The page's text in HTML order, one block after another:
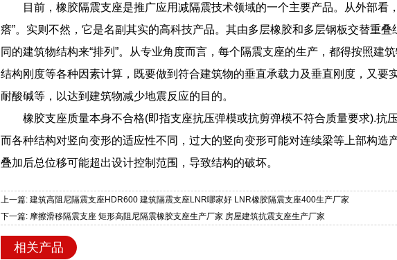
目前，橡胶隔震支座是推广应用减隔震技术领域的一个主要产品。从外部看
瘩”。实则不然，它是名副其实的高科技产品。其由多层橡胶和多层钢板交替重
同的建筑物结构来“排列”。从专业角度而言，每个隔震支座的生产，都得按照建
结构刚度等各种因素计算，既要做到符合建筑物的垂直承载力及垂直刚度，又要
耐酸碱等，以达到建筑物减少地震反应的目的。
橡胶支座质量本身不合格(即指支座抗压弹模或抗剪弹模不符合质量要求).抗
而各种结构对竖向变形的适应性不同，过大的竖向变形可能对连续梁等上部构造
叠加后总位移可能超出设计控制范围，导致结构的破坏。
上一篇: 建筑高阻尼隔震支座HDR600 建筑隔震支座LNR哪家好 LNR橡胶隔震支座400生产厂家
下一篇: 摩擦滑移隔震支座 矩形高阻尼隔震橡胶支座生产厂家 房屋建筑抗震支座生产厂家
相关产品